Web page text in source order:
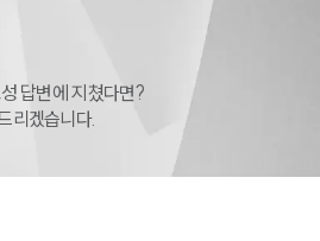
답변에 지쳤다면?
리겠습니다.